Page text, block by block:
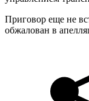
Приговор еще не
обжалован в